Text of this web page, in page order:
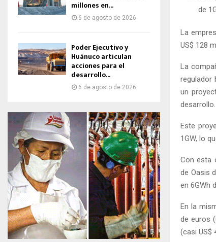
de
La
US$ 128
La
regulador
un
desarrollo.
Este
1GW, lo
Con esta
de Oasis
en 6GWh
En la
de euros
(casi US$
millones en...
6 de agosto de 2026
Poder Ejecutivo y
Huánuco articulan
acciones para el
desarrollo...
6 de agosto de 2026